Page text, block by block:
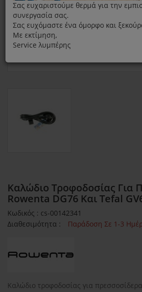
Καλώδιο Τροφοδοσίας Για
Rowenta DG76 Και Tefal
Κωδικός : cs-00142341
Διαθεσιμότητα :
Παράδοση Σε 1-3
Καλώδιο τροφοδοσίας για
Σας ευχαριστούμε θερμά για την
συνεργασία σας.
Σας ευχόμαστε ένα όμορφο και
Με εκτίμηση,
Service λυμπέρης